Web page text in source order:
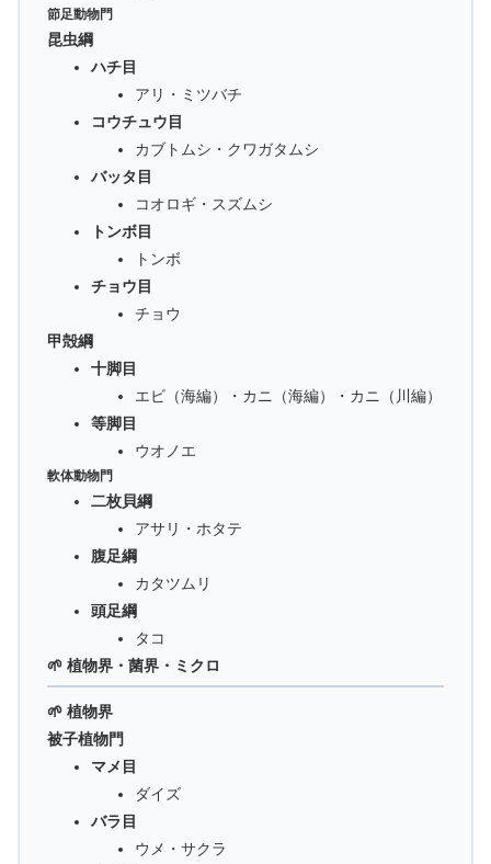
節足動物門
昆虫綱
ハチ目
アリ・ミツバチ
コウチュウ目
カブトムシ・クワガタムシ
バッタ目
コオロギ・スズムシ
トンボ目
トンボ
チョウ目
チョウ
甲殻綱
十脚目
エビ（海編）・カニ（海編）・カニ（川編）
等脚目
ウオノエ
軟体動物門
二枚貝綱
アサリ・ホタテ
腹足綱
カタツムリ
頭足綱
タコ
🌱 植物界・菌界・ミクロ
🌱 植物界
被子植物門
マメ目
ダイズ
バラ目
ウメ・サクラ